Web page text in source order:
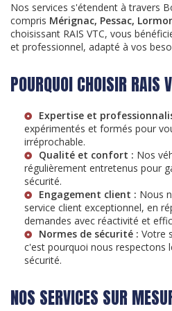
Nos services s'étendent à travers
compris Mérignac, Pessac,
choisissant RAIS VTC, vous
et professionnel, adapté à vos
POURQUOI CHOISIR RAIS
Expertise et
expérimentés et formés pour
irréprochable.
Qualité et confort : Nos
régulièrement entretenus pour
sécurité.
Engagement client : Nous
service client exceptionnel, en
demandes avec réactivité et
Normes de sécurité : Votre
c'est pourquoi nous respectons
sécurité.
NOS SERVICES SUR